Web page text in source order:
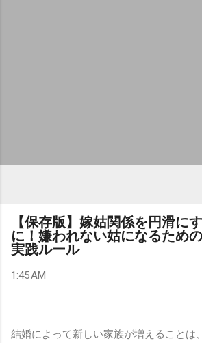
【保存版】嫁姑関係を円滑に
に！嫌われない姑になるため
実践ルール
1:45 AM
結婚によって新しい家族が増えることは